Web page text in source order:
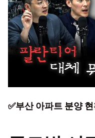
✅부산 아파트 분양